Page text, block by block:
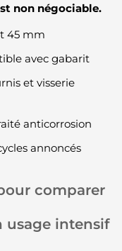
non négociable.
45 mm
avec gabarit
et visserie
anticorrosion
annoncés
comparer
usage intensif